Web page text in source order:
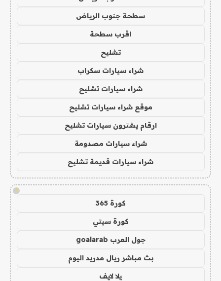
سطحة جنوب الرياض
اقرب سطحة
تشليح
شراء سيارات سكراب
شراء سيارات تشليح
موقع شراء سيارات تشليح
ارقام يشترون سيارات تشليح
شراء سيارات مصدومة
شراء سيارات قديمة تشليح
!
كورة 365
كورة سيتي
جول العرب goalarab
بث مباشر ريال مدريد اليوم
يلا لايف